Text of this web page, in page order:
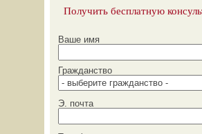
Получить бесплатную
Ваше имя
Гражданство
Э. почта